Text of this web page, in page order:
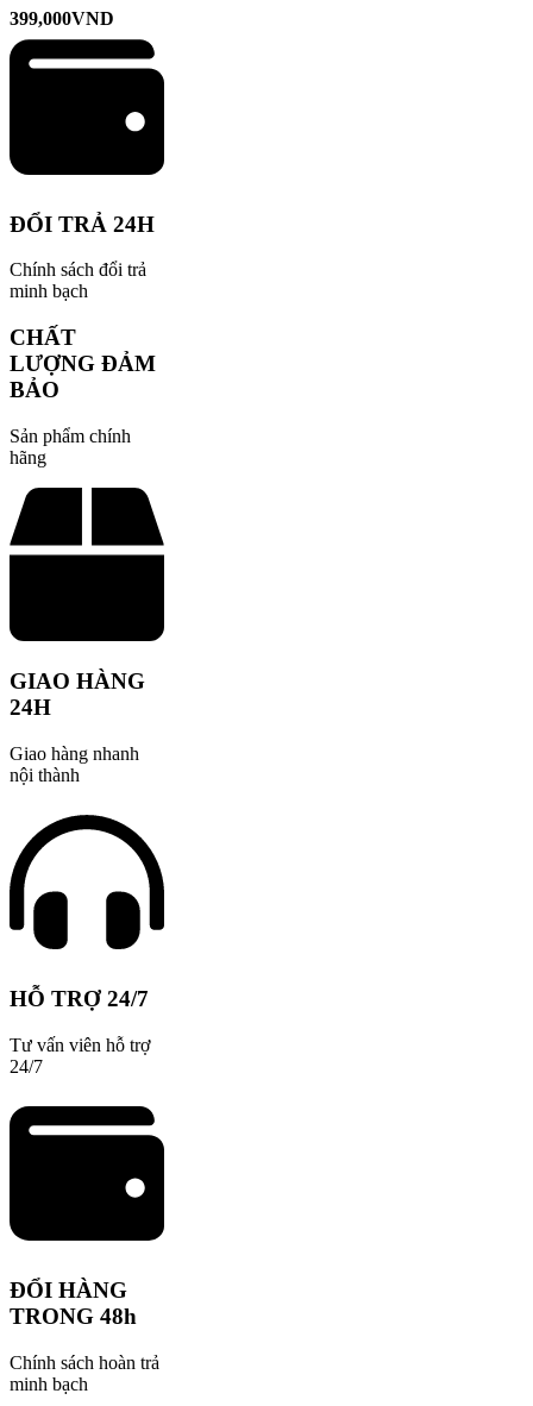
399,000VND
ĐỔI TRẢ 24H
Chính sách đổi trả
minh bạch
CHẤT
LƯỢNG ĐẢM
BẢO
Sản phẩm chính
hãng
GIAO HÀNG
24H
Giao hàng nhanh
nội thành
HỖ TRỢ 24/7
Tư vấn viên hỗ trợ
24/7
ĐỔI HÀNG
TRONG 48h
Chính sách hoàn trả
minh bạch